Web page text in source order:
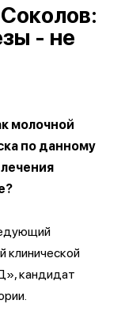
- не
молочной
по данному
клинической
кандидат